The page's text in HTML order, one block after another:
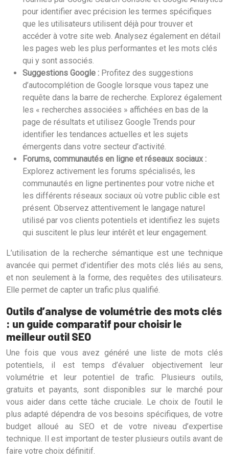
pour identifier avec précision les termes spécifiques
que les utilisateurs utilisent déjà pour trouver et
accéder à votre site web. Analysez également en détail
les pages web les plus performantes et les mots clés
qui y sont associés.
Suggestions Google : Profitez des suggestions
d’autocomplétion de Google lorsque vous tapez une
requête dans la barre de recherche. Explorez également
les « recherches associées » affichées en bas de la
page de résultats et utilisez Google Trends pour
identifier les tendances actuelles et les sujets
émergents dans votre secteur d’activité.
Forums, communautés en ligne et réseaux sociaux :
Explorez activement les forums spécialisés, les
communautés en ligne pertinentes pour votre niche et
les différents réseaux sociaux où votre public cible est
présent. Observez attentivement le langage naturel
utilisé par vos clients potentiels et identifiez les sujets
qui suscitent le plus leur intérêt et leur engagement.
L’utilisation de la recherche sémantique est une technique
avancée qui permet d’identifier des mots clés liés au sens,
et non seulement à la forme, des requêtes des utilisateurs.
Elle permet de capter un trafic plus qualifié.
Outils d’analyse de volumétrie des mots clés
: un guide comparatif pour choisir le
meilleur outil SEO
Une fois que vous avez généré une liste de mots clés
potentiels, il est temps d’évaluer objectivement leur
volumétrie et leur potentiel de trafic. Plusieurs outils,
gratuits et payants, sont disponibles sur le marché pour
vous aider dans cette tâche cruciale. Le choix de l’outil le
plus adapté dépendra de vos besoins spécifiques, de votre
budget alloué au SEO et de votre niveau d’expertise
technique. Il est important de tester plusieurs outils avant de
faire votre choix définitif.